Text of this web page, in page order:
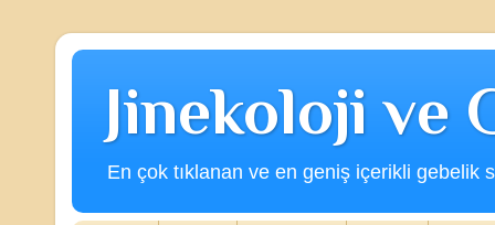
Jinekoloji ve
En çok tıklanan ve en geniş içerikli gebelik